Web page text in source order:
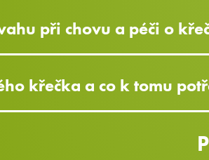
při chovu a péči o
křečka a co k tomu